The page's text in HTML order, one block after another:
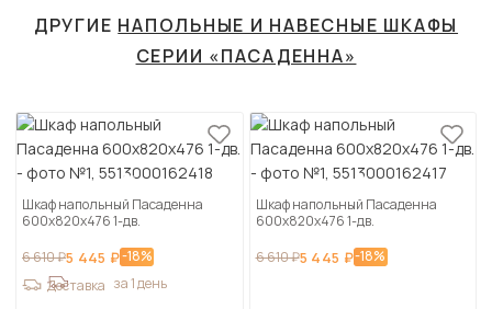
ДРУГИЕ НАПОЛЬНЫЕ И НАВЕСНЫЕ ШКАФЫ
СЕРИИ «ПАСАДЕННА»
Шкаф напольный Пасаденна
600х820х476 1-дв.
6 610 ₽5 445 ₽-18%
Доставка за 1 день
Шкаф напольный Пасаденна
600х820х476 1-дв.
6 610 ₽5 445 ₽-18%